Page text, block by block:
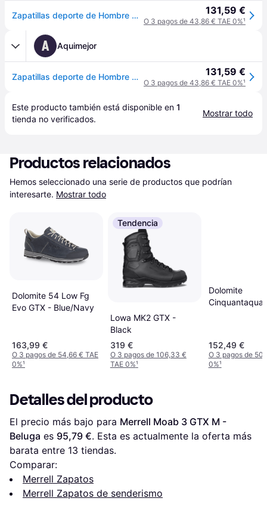
Zapatillas deporte de Hombre MERRELL ZAPATILLA MOAB 3 GORE-TEX BELUG 131,59 €
O 3 pagos de 43,86 € TAE 0%¹
A Aquimejor
Zapatillas deporte de Hombre MERRELL ZAPATILLA MOAB 3 GORE-TEX BELUG 131,59 €
O 3 pagos de 43,86 € TAE 0%¹
Este producto también está disponible en 1
tienda no verificados.
Mostrar todo
Productos relacionados
Hemos seleccionado una serie de productos que podrían
interesarte. Mostrar todo
Dolomite 54 Low Fg
Evo GTX - Blue/Navy
163,99 €
O 3 pagos de 54,66 € TAE
0%¹
Tendencia
Lowa MK2 GTX -
Black
319 €
O 3 pagos de 106,33 €
TAE 0%¹
Dolomite
152,49 €
O 3 pagos de
0%¹
Detalles del producto
El precio más bajo para Merrell Moab 3 GTX M -
Beluga es 95,79 €. Esta es actualmente la oferta más
barata entre 13 tiendas.
Comparar:
Merrell Zapatos
Merrell Zapatos de senderismo